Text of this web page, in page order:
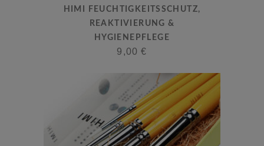
HIMI FEUCHTIGKEITSSCHUTZ,
REAKTIVIERUNG &
HYGIENEPFLEGE
9,00€